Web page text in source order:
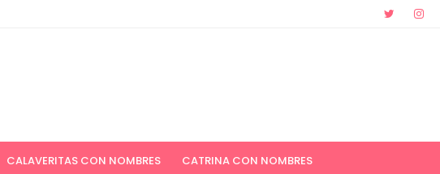
CALAVERITAS CON NOMBRES CATRINA CON NOMBRES